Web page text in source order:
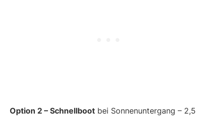
Option 2 – Schnellboot bei Sonnenuntergang – 2,5